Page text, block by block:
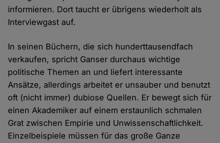
informieren. Dort taucht er übrigens wiederholt als
Interviewgast auf.
In seinen Büchern, die sich hunderttausendfach
verkaufen, spricht Ganser durchaus wichtige
politische Themen an und liefert interessante
Ansätze, allerdings arbeitet er unsauber und benutzt
oft (nicht immer) dubiose Quellen. Er bewegt sich für
einen Akademiker auf einem erstaunlich schmalen
Grat zwischen Empirie und Unwissenschaftlichkeit.
Einzelbeispiele müssen für das große Ganze